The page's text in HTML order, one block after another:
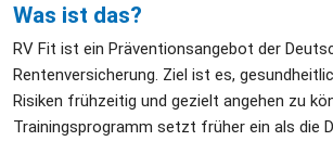
Was ist das?
RV Fit ist ein Präventionsangebot der
Rentenversicherung. Ziel ist es,
Risiken frühzeitig und gezielt angehen zu
Trainingsprogramm setzt früher ein als die